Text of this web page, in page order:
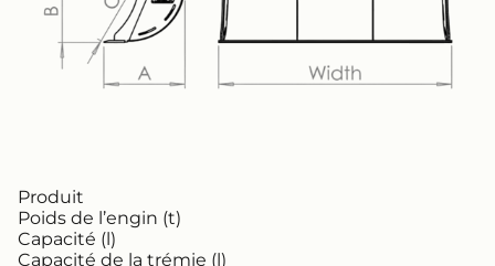
Produit
Poids de l’engin (t)
Capacité (l)
Capacité de la trémie (l)